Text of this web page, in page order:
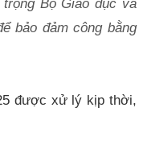
Bộ Giáo dục và
bảo đảm công bằng
được xử lý kịp thời,